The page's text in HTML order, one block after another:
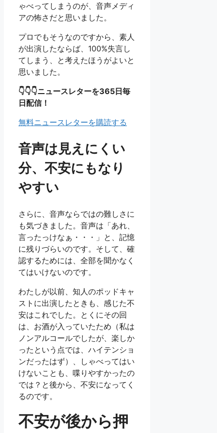
ゃべってしまうのが、音声メディ
アの怖さだと思いました。
プロでもそうなのですから、素人
が出演したならば、100%失言し
てしまう、と考えたほうがよいと
思いました。
👇👇👇ニュースレターを365日毎
日配信！
無料ニュースレターを購読する
音声は見えにくい
分、不安にもなり
やすい
さらに、音声ならではの難しさに
も気づきました。音声は「あれ、
言ったっけなぁ・・・」と、記憶
に残りづらいのです。そして、確
認するためには、全部を聞かなく
てはいけないのです。
わたしが以前、知人のポッドキャ
ストに出演したときも、感じた不
安はこれでした。とくにその回
は、お酒が入っていたため（私は
ノンアルコールでしたが、楽しか
ったという点では、ハイテンショ
ンだったはず）、しゃべってはい
けないことも、喋りやすかったの
では？と後から、不安になってく
るのです。
不安が後から押